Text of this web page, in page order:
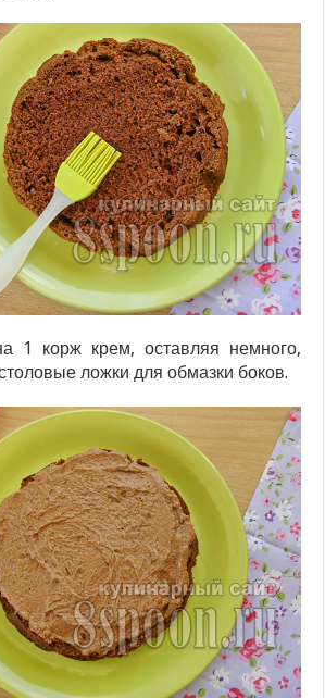
1 корж крем, оставляя немного,
ложки для обмазки боков.